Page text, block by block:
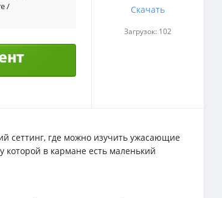
/
Скачать
Загрузок: 102
сеттинг, где можно изучить ужасающие
которой в кармане есть маленький